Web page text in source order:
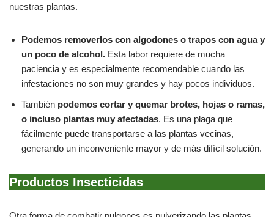
nuestras plantas.
Podemos removerlos con algodones o trapos con agua y
un poco de alcohol. Esta labor requiere de mucha
paciencia y es especialmente recomendable cuando las
infestaciones no son muy grandes y hay pocos individuos.
También podemos cortar y quemar brotes, hojas o ramas,
o incluso plantas muy afectadas. Es una plaga que
fácilmente puede transportarse a las plantas vecinas,
generando un inconveniente mayor y de más difícil solución.
Productos Insecticidas